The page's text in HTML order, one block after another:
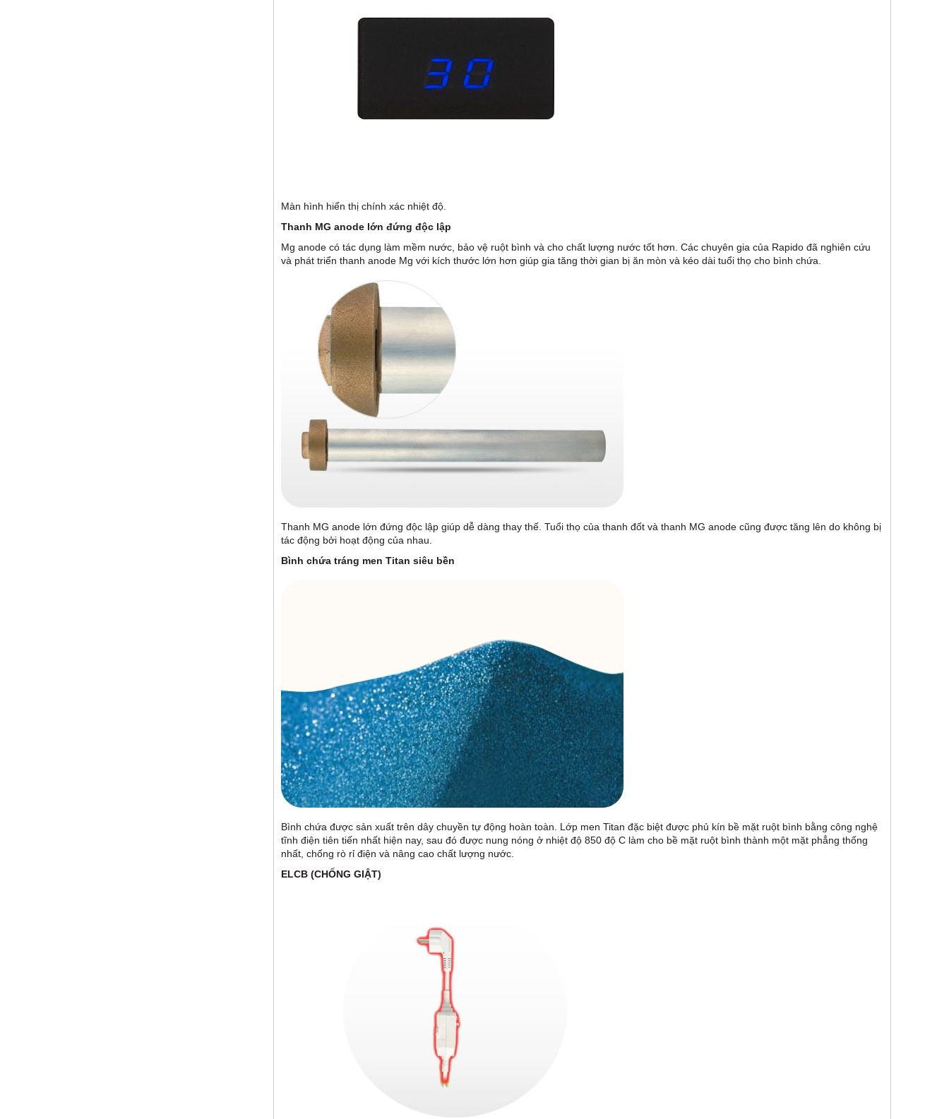
Màn hình hiển thị chính xác nhiệt độ.
Thanh MG anode lớn đứng độc lập
Mg anode có tác dụng làm mềm nước, bảo vệ ruột bình và cho chất lượng nước tốt hơn. Các chuyên gia của Rapido đã nghiên cứu
và phát triển thanh anode Mg với kích thước lớn hơn giúp gia tăng thời gian bị ăn mòn và kéo dài tuổi thọ cho bình chứa.
Thanh MG anode lớn đứng độc lập giúp dễ dàng thay thế. Tuổi thọ của thanh đốt và thanh MG anode cũng được tăng lên do không bị
tác động bởi hoạt động của nhau.
Bình chứa tráng men Titan siêu bền
Bình chứa được sản xuất trên dây chuyền tự động hoàn toàn. Lớp men Titan đặc biệt được phủ kín bề mặt ruột bình bằng công nghệ
tĩnh điện tiên tiến nhất hiện nay, sau đó được nung nóng ở nhiệt độ 850 độ C làm cho bề mặt ruột bình thành một mặt phẳng thống
nhất, chống rò rỉ điện và nâng cao chất lượng nước.
ELCB (CHỐNG GIẬT)